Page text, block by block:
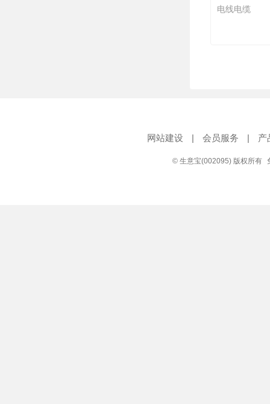
电线电缆
网站建设 | 会员服务 | 产
© 生意宝(002095) 版权所有